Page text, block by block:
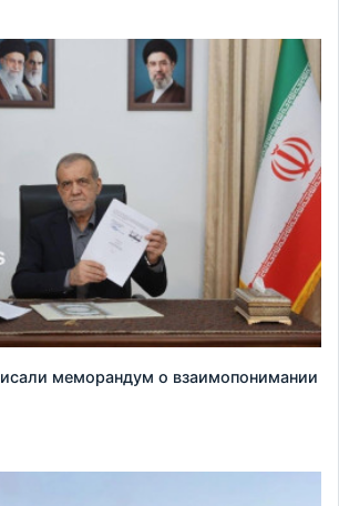
меморандум о взаимопонимании